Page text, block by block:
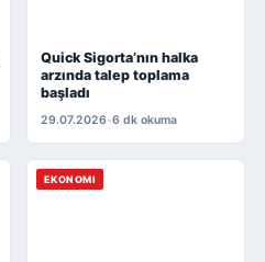
Quick Sigorta’nın halka
arzında talep toplama
başladı
29.07.2026•6 dk okuma
EKONOMI